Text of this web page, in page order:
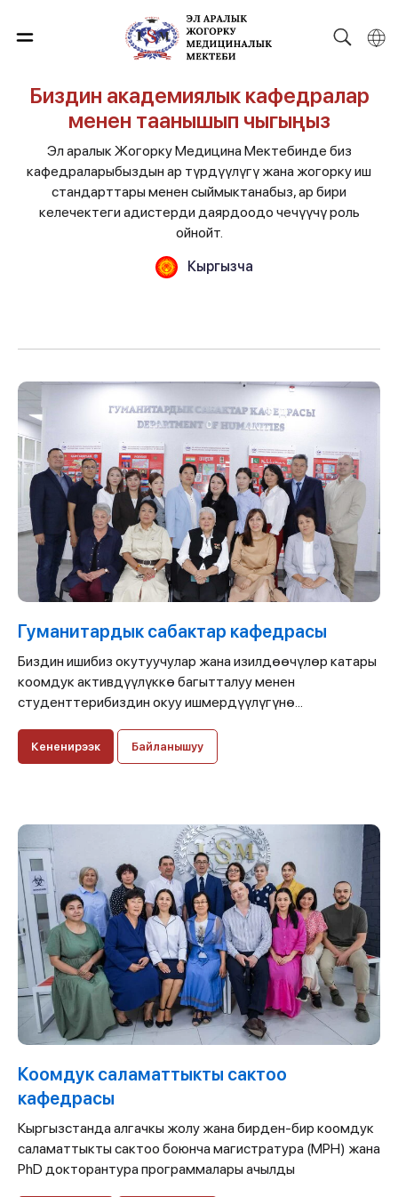
Биздин академиялык кафедралар
менен таанышып чыгыңыз
Эл аралык Жогорку Медицина Мектебинде биз
кафедраларыбыздын ар түрдүүлүгү жана жогорку иш
стандарттары менен сыймыктанабыз, ар бири
келечектеги адистерди даярдоодо чечүүчү роль
ойнойт.
Кыргызча
Гуманитардык сабактар кафедрасы
Биздин ишибиз окутуучулар жана изилдөөчүлөр катары
коомдук активдүүлүккө багытталуу менен
студенттерибиздин окуу ишмердүүлүгүнө...
Кененирээк Байланышуу
Коомдук саламаттыкты сактоо
кафедрасы
Кыргызстанда алгачкы жолу жана бирден-бир коомдук
саламаттыкты сактоо боюнча магистратура (MPH) жана
PhD докторантура программалары ачылды